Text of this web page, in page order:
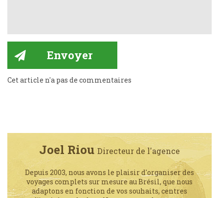
Cet article n'a pas de commentaires
Joel Riou Directeur de l'agence
Depuis 2003, nous avons le plaisir d'organiser des
voyages complets sur mesure au Brésil, que nous
adaptons en fonction de vos souhaits, centres